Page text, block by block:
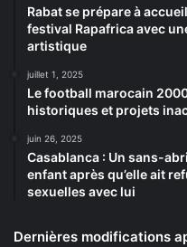
Rabat se prépare à
festival Rapafrica avec
artistique
juillet 1, 2025
Le football marocain
historiques et projets
juin 26, 2025
Casablanca : Un sans-
enfant après qu’elle ait
sexuelles avec lui
Dernières modifications